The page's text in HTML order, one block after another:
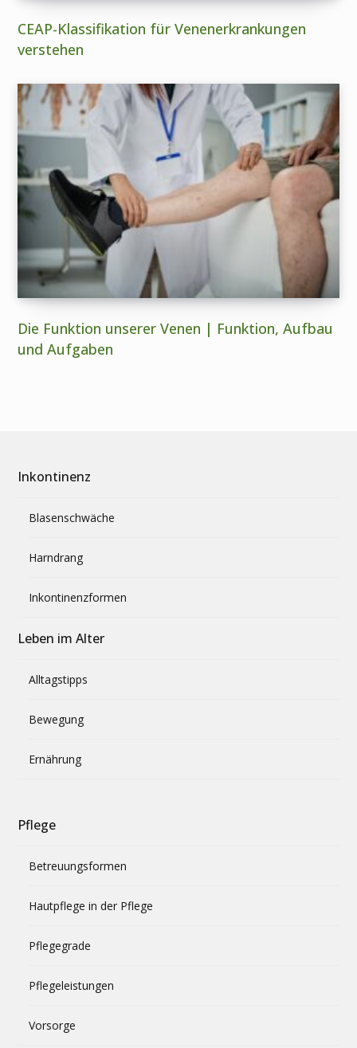
CEAP-Klassifikation für Venenerkrankungen
verstehen
Die Funktion unserer Venen | Funktion, Aufbau
und Aufgaben
Inkontinenz
Blasenschwäche
Harndrang
Inkontinenzformen
Leben im Alter
Alltagstipps
Bewegung
Ernährung
Pflege
Betreuungsformen
Hautpflege in der Pflege
Pflegegrade
Pflegeleistungen
Vorsorge